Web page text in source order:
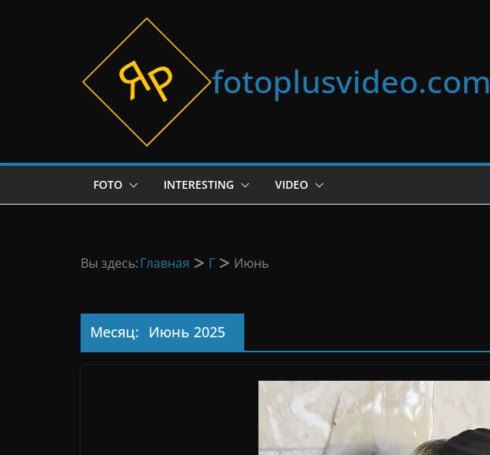
fotoplusvideo.com
FOTO INTERESTING VIDEO
Вы здесь:Главная Г Июнь
Месяц: Июнь 2025